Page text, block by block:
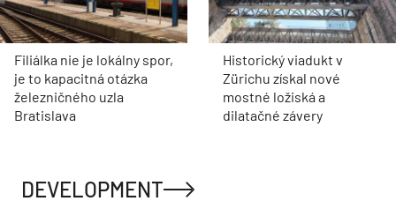
Filiálka nie je lokálny spor,
je to kapacitná otázka
železničného uzla
Bratislava
Historický viadukt v
Zürichu získal nové
mostné ložiská a
dilatačné závery
DEVELOPMENT